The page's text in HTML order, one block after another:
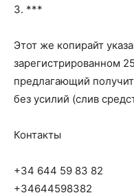
3. ***
Этот же копирайт
зарегистрированном
предлагающий
без усилий (слив
Контакты
+34 644 59 83 82
+34644598382